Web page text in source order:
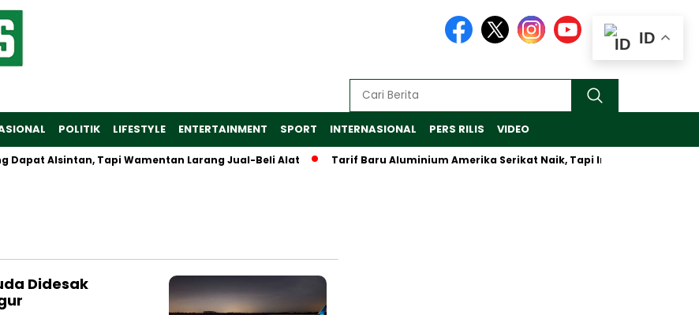
POLITIK LIFESTYLE ENTERTAINMENT SPORT INTERNASIONAL PERS RILIS VIDEO
Alsintan, Tapi Wamentan Larang Jual-Beli Alat Tarif Baru Aluminium Amerika Serikat Naik, Tapi Inalum Fokus
Didesak
ID